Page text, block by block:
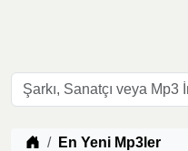
Müzik indir
En Yeni Mp3ler